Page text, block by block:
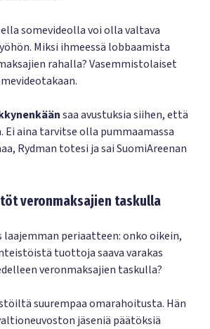
somevideolla voi olla valtava
Miksi ihmeessä lobbaamista
rahalla? Vasemmistolaiset
saa avustuksia siihen, että
Ei aina tarvitse olla pummaamassa
Rydman totesi ja sai SuomiAreenan
veronmaksajien taskulla
laajemman periaatteen: onko oikein,
tuottoja saava varakas
veronmaksajien taskulla?
suurempaa omarahoitusta. Hän
jäseniä päätöksiä